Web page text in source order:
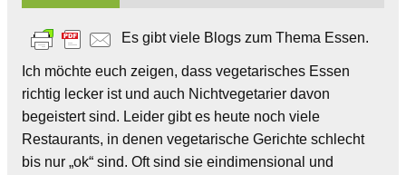
Es gibt viele Blogs zum Thema Essen.
Ich möchte euch zeigen, dass vegetarisches Essen
richtig lecker ist und auch Nichtvegetarier davon
begeistert sind. Leider gibt es heute noch viele
Restaurants, in denen vegetarische Gerichte schlecht
bis nur „ok“ sind. Oft sind sie eindimensional und